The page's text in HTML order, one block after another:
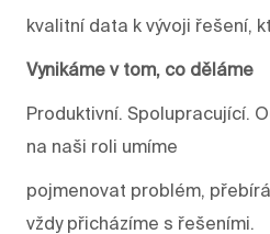
kvalitní data k vývoji řešení,
Vynikáme v tom, co děláme
Produktivní. Spolupracující.
na naši roli umíme
pojmenovat problém,
vždy přicházíme s řešeními.